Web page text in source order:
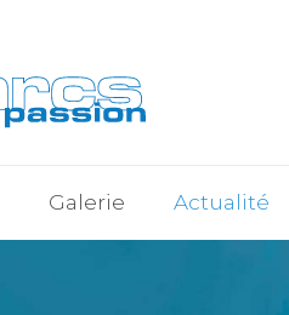
Galerie Actualité